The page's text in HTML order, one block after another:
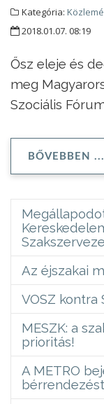
Kategória:
2018.01.07. 08:19
Ősz eleje és
meg
Szociális
BŐVEBBEN ...
Az éjszakai
VOSZ kontra
MESZK: a
prioritás!
A METRO
bérrendezést